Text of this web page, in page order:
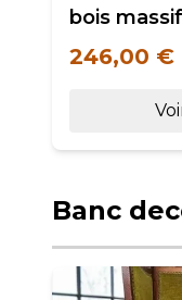
bois
246,00 €
Banc